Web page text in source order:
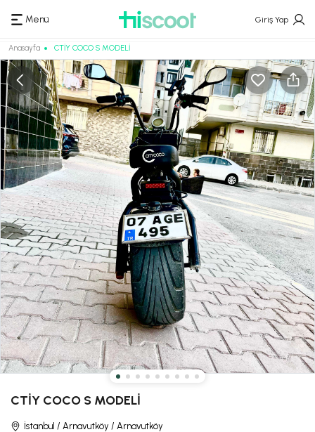
Menü Giriş Yap
Anasayfa CTİY COCO S MODELİ
CTİY COCO S MODELİ
İstanbul / Arnavutköy / Arnavutköy